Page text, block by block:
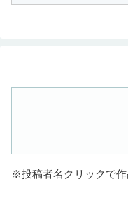
※投稿者名クリックで